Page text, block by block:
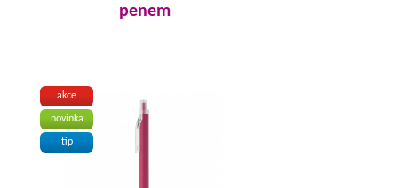
penem
akce
novinka
tip